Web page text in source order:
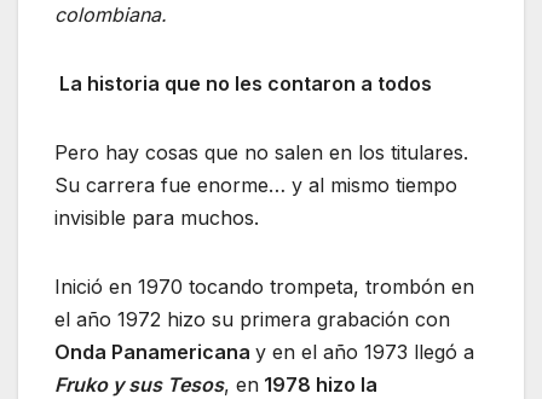
colombiana.
La historia que no les contaron a todos
Pero hay cosas que no salen en los titulares.
Su carrera fue enorme… y al mismo tiempo
invisible para muchos.
Inició en 1970 tocando trompeta, trombón en
el año 1972 hizo su primera grabación con
Onda Panamericana y en el año 1973 llegó a
Fruko y sus Tesos, en 1978 hizo la